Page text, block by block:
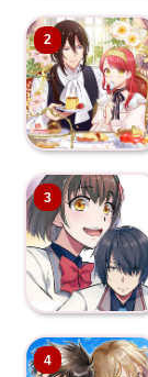
2
3
4